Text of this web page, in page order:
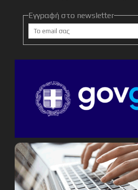
Εγγραφή στο newsletter